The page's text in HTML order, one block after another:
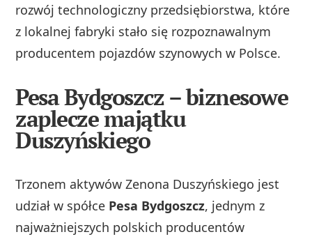
rozwój technologiczny przedsiębiorstwa, które
z lokalnej fabryki stało się rozpoznawalnym
producentem pojazdów szynowych w Polsce.
Pesa Bydgoszcz – biznesowe
zaplecze majątku
Duszyńskiego
Trzonem aktywów Zenona Duszyńskiego jest
udział w spółce Pesa Bydgoszcz, jednym z
najważniejszych polskich producentów